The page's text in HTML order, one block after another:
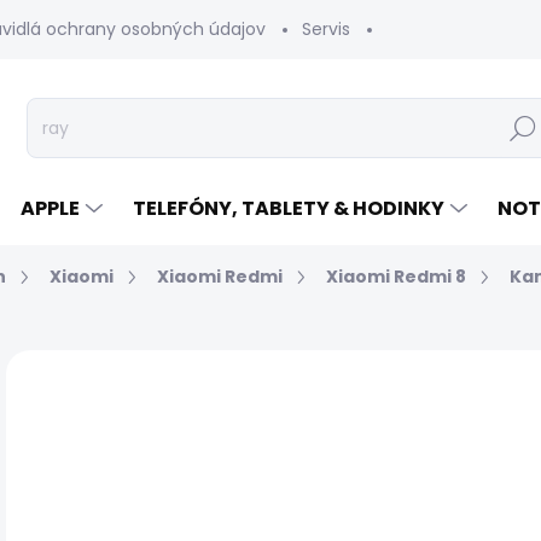
ochrany osobných údajov Servis
Hľadať
APPLE TELEFÓNY, TABLETY & HODINKY
Xiaomi Xiaomi Redmi Xiaomi Redmi 8